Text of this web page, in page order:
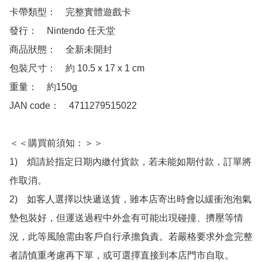
卡帶類型：　完整實體遊戲卡
發行：　Nintendo 任天堂
商品狀態：　全新未開封
包裝尺寸：　約 10.5 x 17 x 1 cm
重量：　約150g
JAN code：　4711279515022
＜＜購買前須知：＞＞
1)　煩請於指定日期內繳付貨款，若未能如期付款，訂單將
作取消。
2)　如客人選擇以快遞送貨，雖本店寄出時會以緩衝泡泡氣
墊包裝好，但運送過程中外盒有可能出現碰撞、擠壓等情
況，此等風險需由客戶自行承擔負責。若嚴格要求外盒完整
者請慎重考慮再下單，或可選擇直接到本店門市自取。